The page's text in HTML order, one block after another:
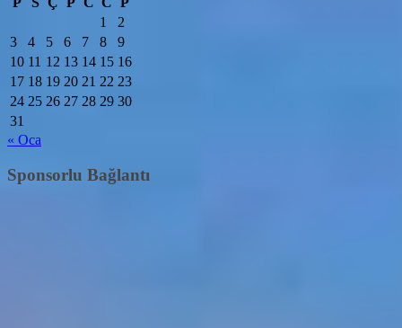
1
2
3
4 5 6 7 8
9
10 11 12 13 14 15 16
17 18 19 20 21 22 23
24 25 26 27 28 29 30
31
« Oca
Sponsorlu Bağlantı